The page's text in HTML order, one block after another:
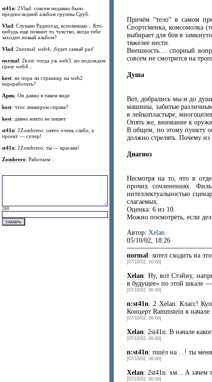
st41n: 2Vlad: совсем недавно было.
предпоследний альбом группы Сруб.
Vlad: Слушаю Радиохэд, вспоминаю... Кто-
нибудь еще помнит то чувство, когда тебе
заходит новый альбом?
Vlad: 2normal: web4, ,будет самый раз!
normal: 2kost: тогда уж web3. но подождем
сразу web4...
kost: не пора ли страницу на web2
переработать?
Арик: Он давно в таком виде
kost: чтос линкером справа?
kost: давно никто не пишет
st41n: 2Zombrero: снято очень слабо, а
проект — супер!
st41n: 2Zombrero: ты — красава!
Zombrero: Работаем ..
200
Причём “тело” в самом
Спортсменка, комсомолка
выбирает для боя в
тяжелее нести.
Внешность… спорный
совсем не смотрится на
Душа
Вот, добрались мы и до
машины, забитые
в лейкопластыре,
Опять же, внимание к
В общем, по этому пункту
должно стрелять. Почему
Диагноз
Несмотря на то, что в
прочих сочленениях.
интеллектуальностью
слагаемых.
Оценка: 6 из 10.
Можно посмотреть, если
Автор:Xelan
05/10/02, 18:26
normal: хотел сходить на
[07/10/02, 00:00]
Xelan: Ну, вот Стэйну,
в будущее» по этой шкале —
[07/10/02, 00:00]
n:st41n: 2 Xelan: Класс!
Концерт Rammstein в
[07/10/02, 00:00]
Xelan: 2st41n: В начале
[07/10/02, 00:00]
n:st41n: пшёл на ...! ты меня
[07/10/02, 00:00]
Xelan: 2st41n: хм... А зачем
[07/10/02, 00:00]